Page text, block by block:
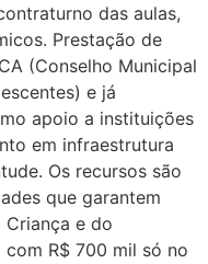
das aulas,
Prestação de
(Conselho Municipal
e já
apoio a instituições
em infraestrutura
Os recursos são
que garantem
e do
R$ 700 mil só no